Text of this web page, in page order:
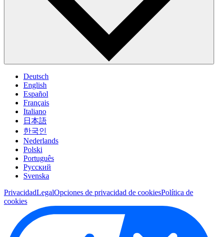
Deutsch
English
Español
Français
Italiano
日本語
한국인
Nederlands
Polski
Português
Pусский
Svenska
PrivacidadLegalOpciones de privacidad de cookiesPolítica de
cookies